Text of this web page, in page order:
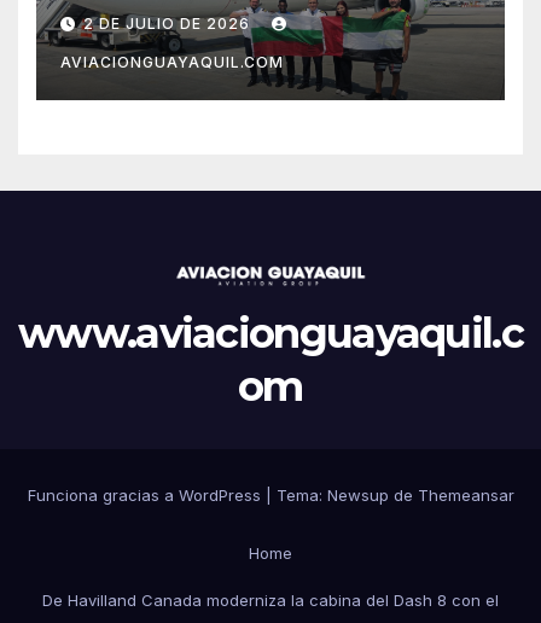
2 DE JULIO DE 2026
AVIACIONGUAYAQUIL.COM
www.aviacionguayaquil.c
om
Funciona gracias a WordPress Tema: Newsup de Themeansar
Home
De Havilland Canada moderniza la cabina del Dash 8 con el